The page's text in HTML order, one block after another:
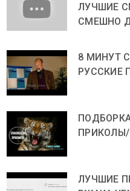
ЛУЧШИЕ
СМЕШНО
8 МИНУТ
РУССКИЕ
ЛУЧШИЕ